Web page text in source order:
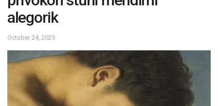
alegorik
October 24, 2025